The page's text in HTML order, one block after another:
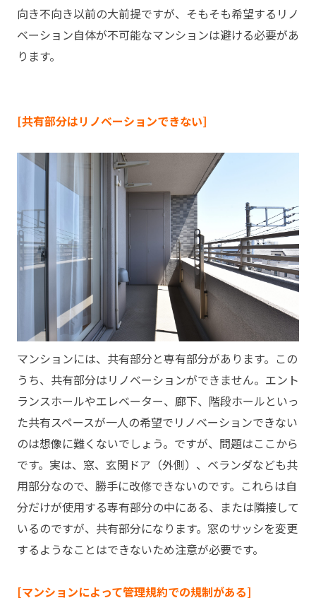
向き不向き以前の大前提ですが、そもそも希望するリノ
ベーション自体が不可能なマンションは避ける必要があ
ります。
[共有部分はリノベーションできない]
マンションには、共有部分と専有部分があります。この
うち、共有部分はリノベーションができません。エント
ランスホールやエレベーター、廊下、階段ホールといっ
た共有スペースが一人の希望でリノベーションできない
のは想像に難くないでしょう。ですが、問題はここから
です。実は、窓、玄関ドア（外側）、ベランダなども共
用部分なので、勝手に改修できないのです。これらは自
分だけが使用する専有部分の中にある、または隣接して
いるのですが、共有部分になります。窓のサッシを変更
するようなことはできないため注意が必要です。
[マンションによって管理規約での規制がある]